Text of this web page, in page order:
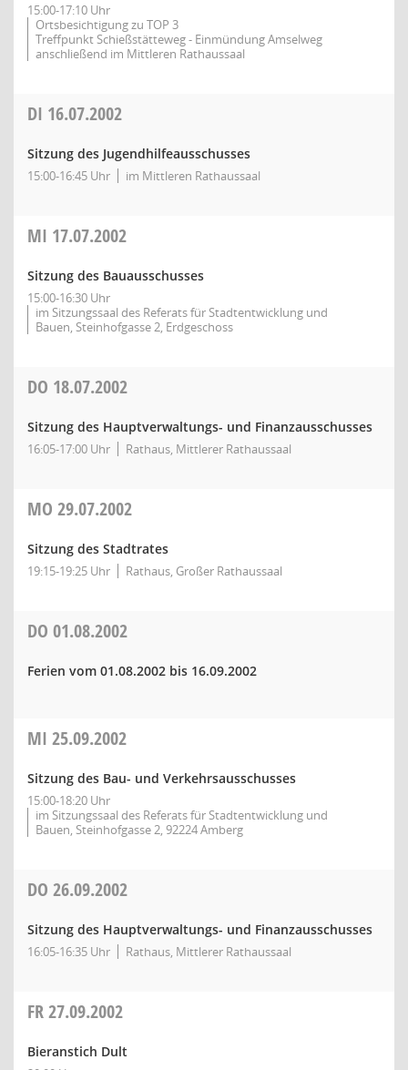
15:00-17:10 Uhr
Ortsbesichtigung zu TOP 3
Treffpunkt Schießstätteweg - Einmündung Amselweg
anschließend im Mittleren Rathaussaal
DI 16.07.2002
Sitzung des Jugendhilfeausschusses
15:00-16:45 Uhr im Mittleren Rathaussaal
MI 17.07.2002
Sitzung des Bauausschusses
15:00-16:30 Uhr
im Sitzungssaal des Referats für Stadtentwicklung und
Bauen, Steinhofgasse 2, Erdgeschoss
DO 18.07.2002
Sitzung des Hauptverwaltungs- und Finanzausschusses
16:05-17:00 Uhr Rathaus, Mittlerer Rathaussaal
MO 29.07.2002
Sitzung des Stadtrates
19:15-19:25 Uhr Rathaus, Großer Rathaussaal
DO 01.08.2002
Ferien vom 01.08.2002 bis 16.09.2002
MI 25.09.2002
Sitzung des Bau- und Verkehrsausschusses
15:00-18:20 Uhr
im Sitzungssaal des Referats für Stadtentwicklung und
Bauen, Steinhofgasse 2, 92224 Amberg
DO 26.09.2002
Sitzung des Hauptverwaltungs- und Finanzausschusses
16:05-16:35 Uhr Rathaus, Mittlerer Rathaussaal
FR27.09.2002
Bieranstich Dult